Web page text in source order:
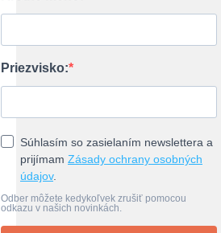
Priezvisko:
Súhlasím so zasielaním newslettera a
prijímam Zásady ochrany osobných
údajov.
Odber môžete kedykoľvek zrušiť pomocou
odkazu v našich novinkách.